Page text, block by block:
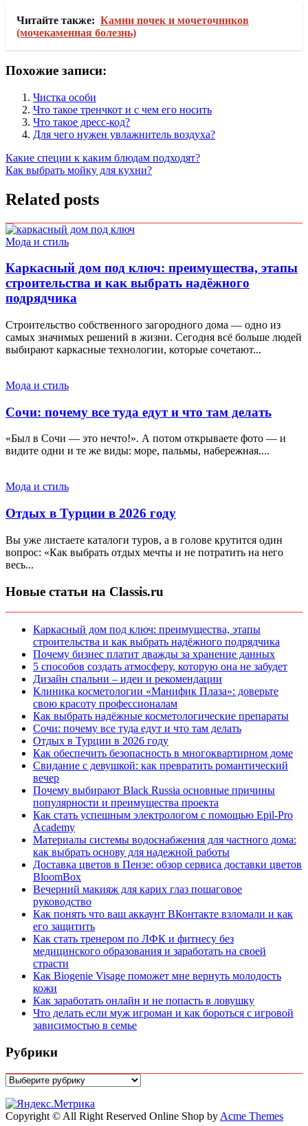
Читайте также: Камни почек и мочеточников
(мочекаменная болезнь)
Похожие записи:
Чистка особи
Что такое тренчкот и с чем его носить
Что такое дресс-код?
Для чего нужен увлажнитель воздуха?
Навигация
по
записям
Какие специи к каким блюдам подходят?
Как выбрать мойку для кухни?
Related posts
Мода и стиль
Каркасный дом под ключ: преимущества, этапы
строительства и как выбрать надёжного
подрядчика
Строительство собственного загородного дома — одно из
самых значимых решений в жизни. Сегодня всё больше людей
выбирают каркасные технологии, которые сочетают...
Мода и стиль
Сочи: почему все туда едут и что там делать
«Был в Сочи — это нечто!». А потом открываете фото — и
видите одни и те же виды: море, пальмы, набережная....
Мода и стиль
Отдых в Турции в 2026 году
Вы уже листаете каталоги туров, а в голове крутится один
вопрос: «Как выбрать отдых мечты и не потратить на него
весь...
Новые статьи на Classis.ru
Каркасный дом под ключ: преимущества, этапы
строительства и как выбрать надёжного подрядчика
Почему бизнес платит дважды за хранение данных
5 способов создать атмосферу, которую она не забудет
Дизайн спальни – идеи и рекомендации
Клиника косметологии «Манифик Плаза»: доверьте
свою красоту профессионалам
Как выбрать надёжные косметологические препараты
Сочи: почему все туда едут и что там делать
Отдых в Турции в 2026 году
Как обеспечить безопасность в многоквартирном доме
Свидание с девушкой: как превратить романтический
вечер
Почему выбирают Black Russia основные причины
популярности и преимущества проекта
Как стать успешным электрологом с помощью Epil-Pro
Academy
Материалы системы водоснабжения для частного дома:
как выбрать основу для надежной работы
Доставка цветов в Пензе: обзор сервиса доставки цветов
BloomBox
Вечерний макияж для карих глаз пошаговое
руководство
Как понять что ваш аккаунт ВКонтакте взломали и как
его защитить
Как стать тренером по ЛФК и фитнесу без
медицинского образования и заработать на своей
страсти
Как Biogenie Visage поможет мне вернуть молодость
кожи
Как заработать онлайн и не попасть в ловушку
Что делать если муж игроман и как бороться с игровой
зависимостью в семье
Рубрики
Рубрики
Copyright © All Right Reserved Online Shop by Acme Themes